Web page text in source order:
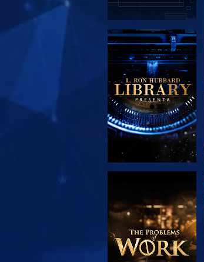
ESPLORA LE
SERIE
ESPLORA LE
SERIE